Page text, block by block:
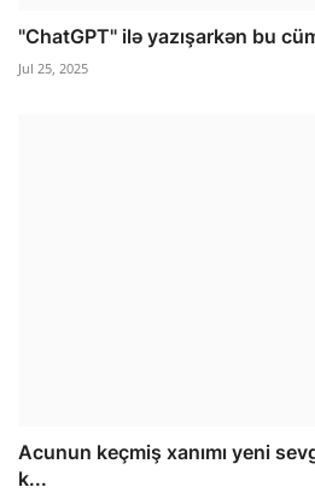
"ChatGPT" ilə yazışarkən bu
Jul 25, 2025
Acunun keçmiş xanımı yeni
k...